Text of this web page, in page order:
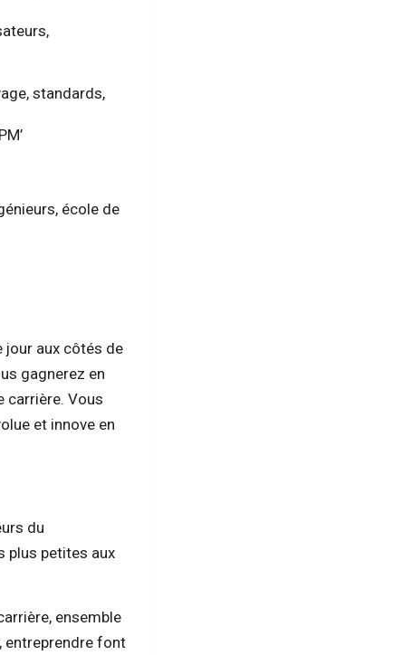
standards,
école de
jour aux côtés de
gagnerez en
carrière. Vous
et innove en
du
plus petites aux
ensemble
entreprendre font